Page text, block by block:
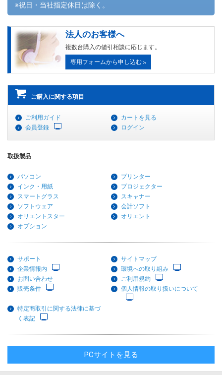
※祝日・当社指定休日は除く。
法人のお客様へ
複数台購入の値引相談に応じます。
専用フォームから申し込む
ご購入に関する項目
ご利用ガイド
カートを見る
会員登録
ログイン
取扱製品
パソコン
プリンター
インク・用紙
プロジェクター
スマートグラス
スキャナー
ソフトウェア
会計ソフト
オリエントスター
オリエント
オプション
サポート
サイトマップ
企業情報内
環境への取り組み
お問い合わせ
ご利用規約
販売条件
個人情報の取り扱いについて
特定商取引に関する法律に基づ
く表記
PCサイトを見る